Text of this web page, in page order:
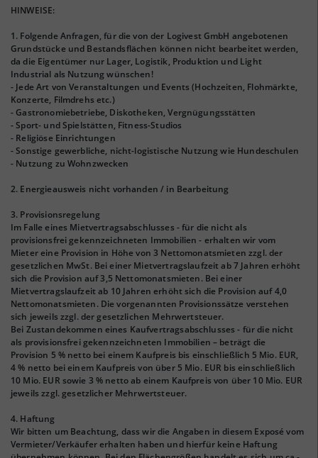
HINWEISE:
1. Folgende Anfragen, für die von der Logivest GmbH angebotenen
Grundstücke und Bestandsflächen können nicht bearbeitet werden,
da die Eigentümer nur Lager, Logistik, Produktion und Light
Industrial als Nutzung wünschen!
- Jede Art von Veranstaltungen und Events (Hochzeiten, Flohmärkte,
Konzerte, Filmdrehs etc.)
- Gastronomiebetriebe, Diskotheken, Vergnügungsstätten
- Sport- und Spielstätten, Fitness-Studios
- Religiöse Einrichtungen
- Sonstige gewerbliche, nicht-logistische Nutzung wie Hundeschulen
- Nutzung zu Wohnzwecken
2. Energieausweis nicht vorhanden / in Bearbeitung
3. Provisionsregelung
Im Falle eines Mietvertragsabschlusses - für die nicht als
provisionsfrei gekennzeichneten Immobilien - erhalten wir vom
Mieter eine Provision in Höhe von 3 Nettomonatsmieten zzgl. der
gesetzlichen MwSt. Bei einer Mietvertragslaufzeit ab 7 Jahren erhöht
sich die Provision auf 3,5 Nettomonatsmieten. Bei einer
Mietvertragslaufzeit ab 10 Jahren erhöht sich die Provision auf 4,0
Nettomonatsmieten. Die vorgenannten Provisionssätze verstehen
sich jeweils zzgl. der gesetzlichen Mehrwertsteuer.
Bei Zustandekommen eines Kaufvertragsabschlusses - für die nicht
als provisionsfrei gekennzeichneten Immobilien – beträgt die
Provision 5 % netto bei einem Kaufpreis bis einschließlich 5 Mio. EUR,
4 % netto bei einem Kaufpreis von über 5 Mio. EUR bis einschließlich
10 Mio. EUR sowie 3 % netto ab einem Kaufpreis von über 10 Mio. EUR
jeweils zzgl. gesetzlicher Mehrwertsteuer.
4. Haftung
Wir bitten um Beachtung, dass wir die Angaben in diesem Exposé vom
Vermieter/Verkäufer erhalten haben und hierfür keine Haftung